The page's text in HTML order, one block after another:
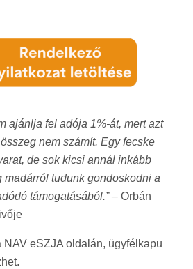
ajánlja fel adója 1%-át, mert azt
nem számít. Egy fecske
de sok kicsi annál inkább
madárról tudunk gondoskodni a
támogatásából.” – Orbán
NAV eSZJA oldalán, ügyfélkapu